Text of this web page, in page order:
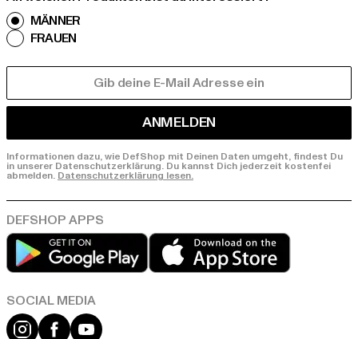
MÄNNER
FRAUEN
ANMELDEN
Informationen dazu, wie DefShop mit Deinen Daten umgeht, findest Du
in unserer Datenschutzerklärung. Du kannst Dich jederzeit kostenfei
abmelden. Datenschutzerklärung lesen.
Play market
App store
Instagram
FacebookYouTube